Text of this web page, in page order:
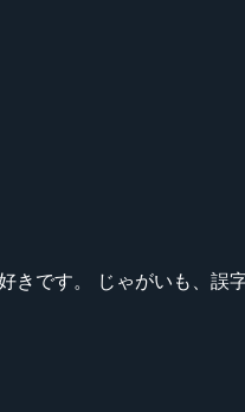
きです。 じゃがいも、